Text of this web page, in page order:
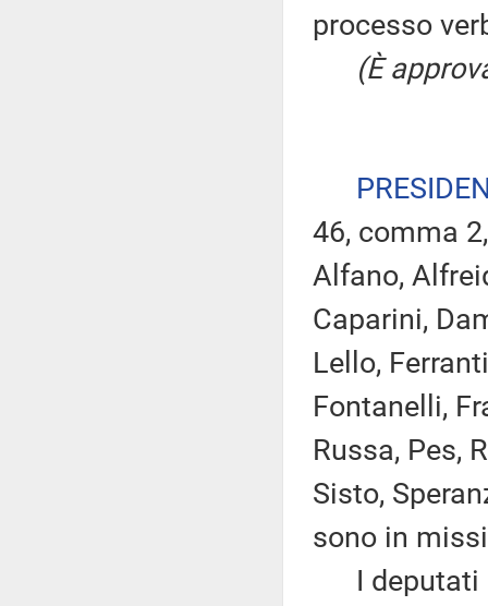
processo
(È
46, comma
Alfano,
Caparini,
Lello,
Fontanelli,
Russa, Pes,
Sisto,
sono in
I deputati